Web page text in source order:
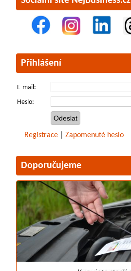
Přihlášení
E-mail:
Heslo:
Registrace Zapomenuté heslo
Doporučujeme